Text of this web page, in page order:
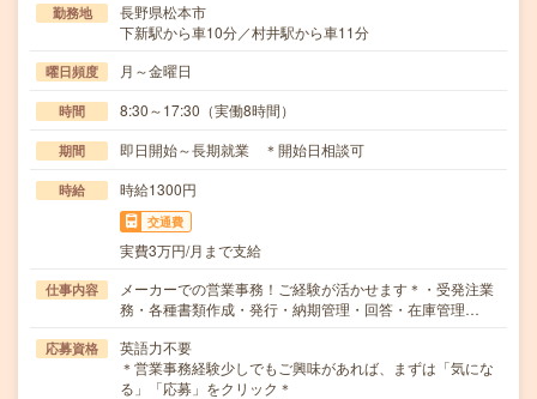
勤務地
長野県松本市
下新駅から車10分／村井駅から車11分
曜日頻度 月～金曜日
時間 8:30～17:30（実働8時間）
期間 即日開始～長期就業 ＊開始日相談可
時給 時給1300円
交通費
実費3万円/月まで支給
仕事内容
メーカーでの営業事務！ご経験が活かせます＊・受発注業
務・各種書類作成・発行・納期管理・回答・在庫管理…
応募資格
英語力不要
＊営業事務経験少しでもご興味があれば、まずは「気にな
る」「応募」をクリック＊